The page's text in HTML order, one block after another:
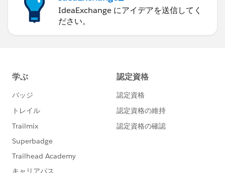
IdeaExchange にアイデアを送信してく
ださい。